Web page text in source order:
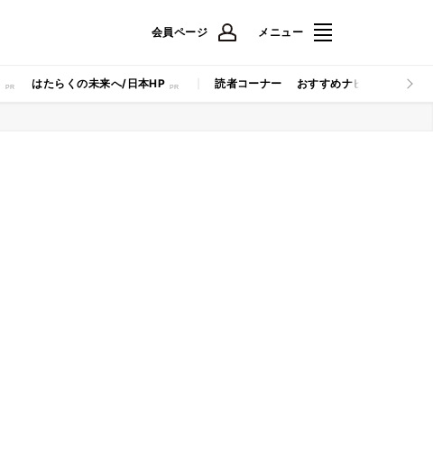
会員ページ メニュー
はたらくの未来へ/日本HP 読者コーナー おすすめナビ マイナビ